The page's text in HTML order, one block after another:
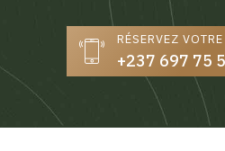
RÉSERVEZ
+237 697 75